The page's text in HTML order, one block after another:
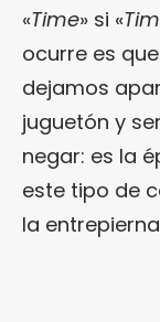
«Time» si «
ocurre es
dejamos
juguetón y
negar: es la
este tipo de
la